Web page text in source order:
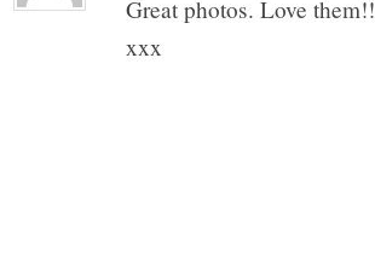
Great photos. Love them!!
xxx